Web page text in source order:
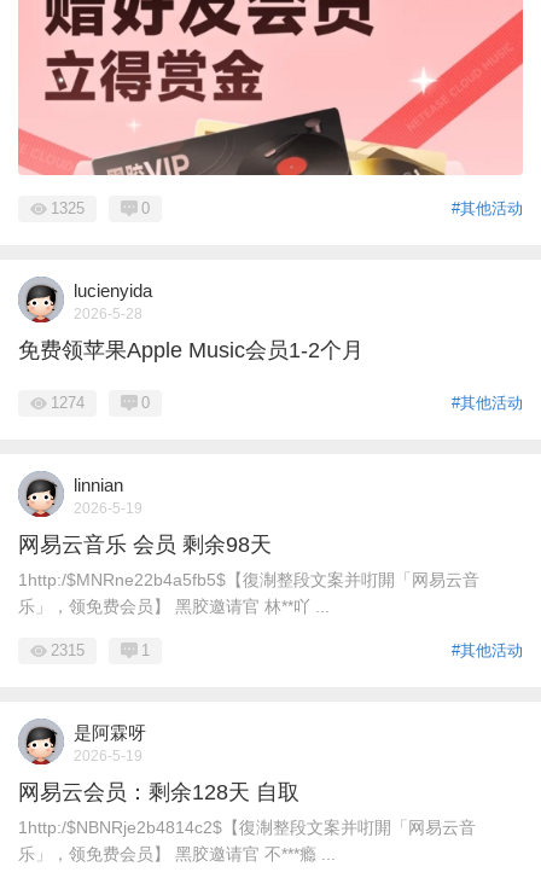
#其他活动
1325 0
lucienyida
2026-5-28
免费领苹果Apple Music会员1-2个月
#其他活动
1274 0
linnian
2026-5-19
网易云音乐 会员 剩余98天
1http:/$MNRne22b4a5fb5$【復淛整段文案并咑閞「网易云音
乐」，领免费会员】 黑胶邀请官 林**吖 ...
#其他活动
2315 1
是阿霖呀
2026-5-19
网易云会员：剩余128天 自取
1http:/$NBNRje2b4814c2$【復淛整段文案并咑閞「网易云音
乐」，领免费会员】 黑胶邀请官 不***瘾 ...